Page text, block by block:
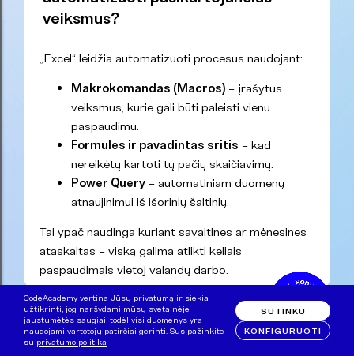
veiksmus?
„Excel“ leidžia automatizuoti procesus naudojant:
Makrokomandas (Macros) – įrašytus
veiksmus, kurie gali būti paleisti vienu
paspaudimu.
Formules ir pavadintas sritis – kad
nereikėtų kartoti tų pačių skaičiavimų.
Power Query – automatiniam duomenų
atnaujinimui iš išorinių šaltinių.
Tai ypač naudinga kuriant savaitines ar mėnesines
ataskaitas – viską galima atlikti keliais
paspaudimais vietoj valandų darbo.
Kaip „Excel“ padeda vizualizuoti
CodeAcademy vertina Jūsų privatumą ir siekia
užtikrinti, jog naršydami mūsų svetainėje
jaustumėtės saugiai, todėl visi duomenys yra
naudojami vartotojų patirčiai gerinti. Susipažinkite
su privatumo politika
SUTINKU
KONFIGURUOTI